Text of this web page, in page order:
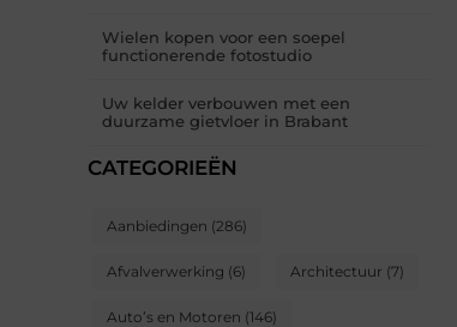
Wielen kopen voor een soepel
functionerende fotostudio
Uw kelder verbouwen met een
duurzame gietvloer in Brabant
CATEGORIEËN
Aanbiedingen (286)
Afvalverwerking (6) Architectuur (7)
Auto’s en Motoren (146)